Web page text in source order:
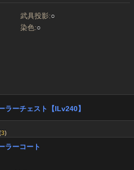
武具投影:○
染色:○
ラーチェスト【ILv240】
3)
ラーコート